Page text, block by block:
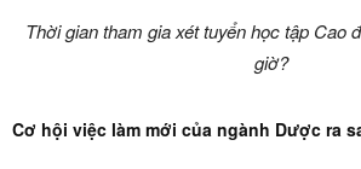
Thời gian tham gia xét tuyển học tập Cao
giờ?
Cơ hội việc làm mới của ngành Dược ra